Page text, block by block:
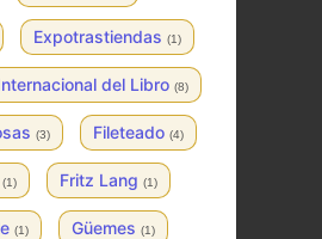
Expotrastiendas (1)
del Libro (8)
(3) Fileteado (4)
(1) Fritz Lang (1)
(1) Güemes (1)